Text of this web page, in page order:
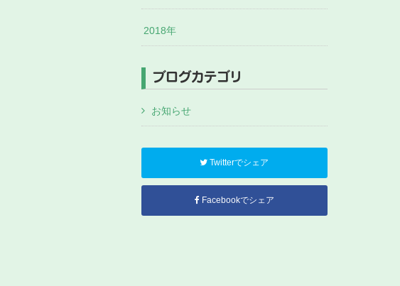
2018年
ブログカテゴリ
お知らせ
Twitterでシェア
Facebookでシェア